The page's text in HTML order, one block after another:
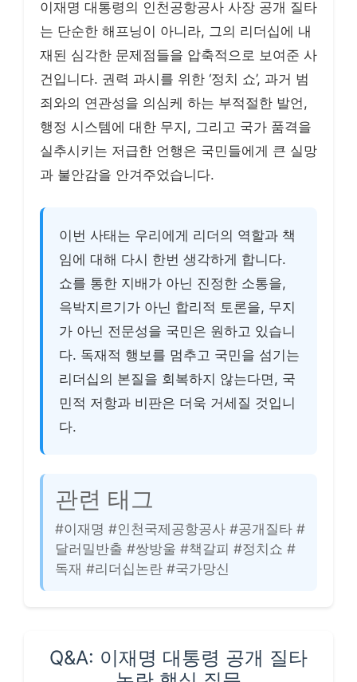
이재명 대통령의 인천공항공사 사장 공개 질타
는 단순한 해프닝이 아니라, 그의 리더십에 내
재된 심각한 문제점들을 압축적으로 보여준 사
건입니다. 권력 과시를 위한 ‘정치 쇼’, 과거 범
죄와의 연관성을 의심케 하는 부적절한 발언,
행정 시스템에 대한 무지, 그리고 국가 품격을
실추시키는 저급한 언행은 국민들에게 큰 실망
과 불안감을 안겨주었습니다.
이번 사태는 우리에게 리더의 역할과 책
임에 대해 다시 한번 생각하게 합니다.
쇼를 통한 지배가 아닌 진정한 소통을,
윽박지르기가 아닌 합리적 토론을, 무지
가 아닌 전문성을 국민은 원하고 있습니
다. 독재적 행보를 멈추고 국민을 섬기는
리더십의 본질을 회복하지 않는다면, 국
민적 저항과 비판은 더욱 거세질 것입니
다.
관련 태그
#이재명 #인천국제공항공사 #공개질타 #
달러밀반출 #쌍방울 #책갈피 #정치쇼 #
독재 #리더십논란 #국가망신
Q&A: 이재명 대통령 공개 질타